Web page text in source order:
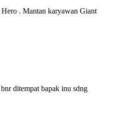
. Mantan karyawan Giant
ditempat bapak inu sdng